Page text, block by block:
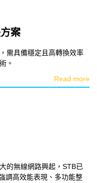
案
需具備穩定且高轉換效率
。
Read more
的無線網路興起，STB已
調高效能表現、多功能整